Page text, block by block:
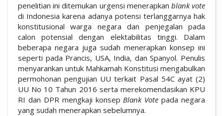
penelitian ini ditemukan urgensi menerapkan blank vote
di Indonesia karena adanya potensi terlanggarnya hak
konstitusional warga negara dan penjegalan pada
calon potensial dengan elektabilitas tinggi. Dalam
beberapa negara juga sudah menerapkan konsep ini
seperti pada Prancis, USA, India, dan Spanyol. Penulis
menyarankan untuk Mahkamah Konstitusi mengabulkan
permohonan pengujian UU terkait Pasal 54C ayat (2)
UU No 10 Tahun 2016 serta merekomendasikan KPU
RI dan DPR mengkaji konsepBlank Vote pada negara
yang sudah menerapkan sebelumnya.